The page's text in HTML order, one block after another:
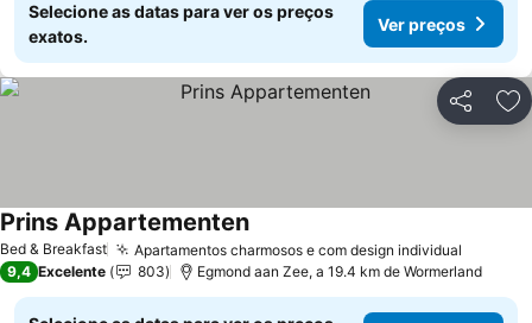
Selecione as datas para ver os preços
exatos.
Ver preços
Partilhar
Bed & Breakfast Apartamentos charmosos e com design individual
Prins AppartementenVer preços
9,4 Excelente 803 Egmond aan Zee, a 19.4 km de Wormerland